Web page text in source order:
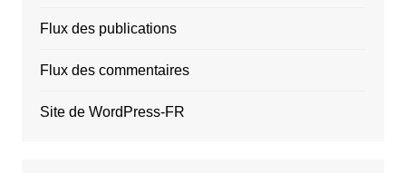
Flux des publications
Flux des commentaires
Site de WordPress-FR